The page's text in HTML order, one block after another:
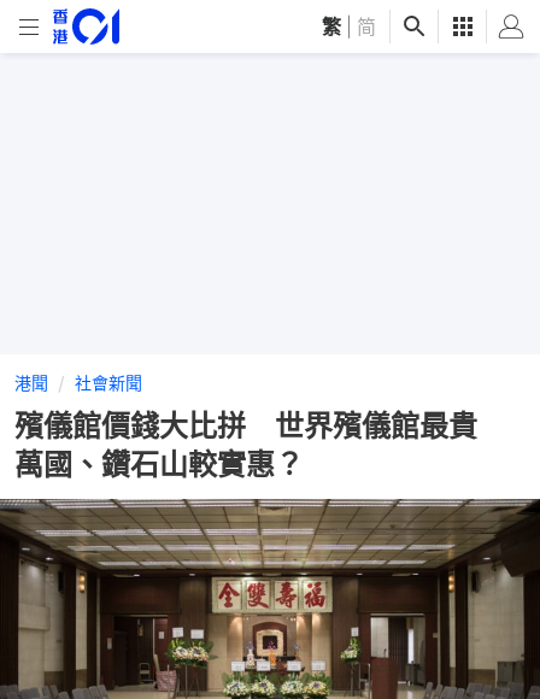
繁 简
港聞 社會新聞
殯儀館價錢大比拼 世界殯儀館最貴
萬國、鑽石山較實惠？